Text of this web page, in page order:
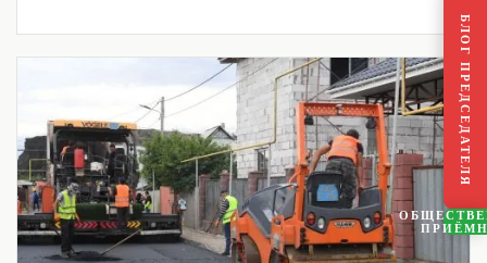
БЛОГ ПРЕДСЕДАТЕЛЯ